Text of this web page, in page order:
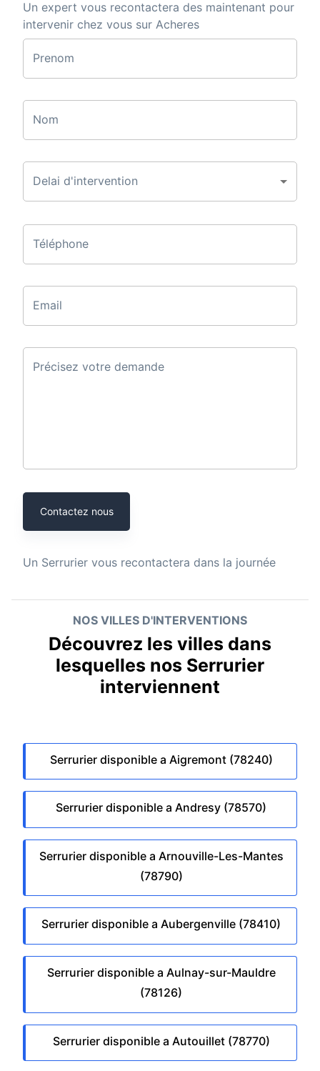
Un expert vous recontactera des maintenant pour
intervenir chez vous sur Acheres
Prenom
Nom
Delai d'intervention
Téléphone
Email
Précisez votre demande
Contactez nous
Un Serrurier vous recontactera dans la journée
NOS VILLES D'INTERVENTIONS
Découvrez les villes dans
lesquelles nos Serrurier
interviennent
Serrurier disponible a Aigremont (78240)
Serrurier disponible a Andresy (78570)
Serrurier disponible a Arnouville-Les-Mantes
(78790)
Serrurier disponible a Aubergenville (78410)
Serrurier disponible a Aulnay-sur-Mauldre
(78126)
Serrurier disponible a Autouillet (78770)